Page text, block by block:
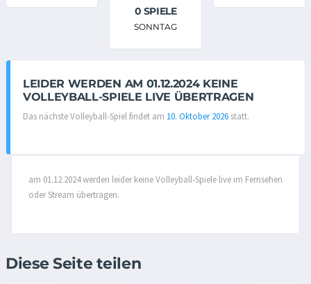
0 SPIELE
SONNTAG
LEIDER WERDEN AM 01.12.2024 KEINE
VOLLEYBALL-SPIELE LIVE ÜBERTRAGEN
Das nächste Volleyball-Spiel findet am 10. Oktober 2026 statt.
am 01.12.2024 werden leider keine Volleyball-Spiele live im Fernsehen
oder Stream übertragen.
Diese Seite teilen